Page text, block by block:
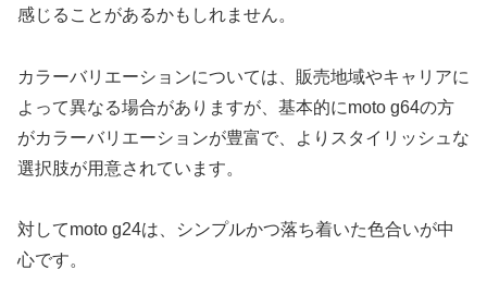
感じることがあるかもしれません。
カラーバリエーションについては、販売地域やキャリアに
よって異なる場合がありますが、基本的にmoto g64の方
がカラーバリエーションが豊富で、よりスタイリッシュな
選択肢が用意されています。
対してmoto g24は、シンプルかつ落ち着いた色合いが中
心です。